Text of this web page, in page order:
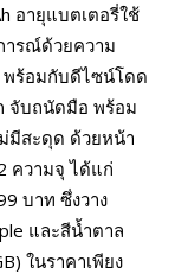
อายุแบตเตอรี่ใช้
ารณ์ด้วยความ
ร้อมกับดีไซน์โดด
จับถนัดมือ พร้อม
มีสะดุด ด้วยหน้า
ความจุ ได้แก่
บาท ซึ่งวาง
และสีน้ำตาล
ในราคาเพียง